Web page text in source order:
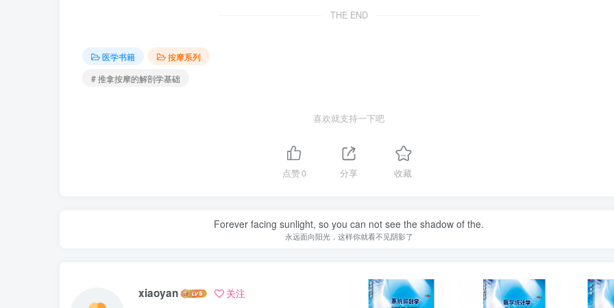
THE END
医学书籍
按摩系列
# 推拿按摩的解剖学基础
喜欢就支持一下吧
点赞0 分享 收藏
Forever facing sunlight, so you can not see the shadow of the.
永远面向阳光，这样你就看不见阴影了
xiaoyan 关注